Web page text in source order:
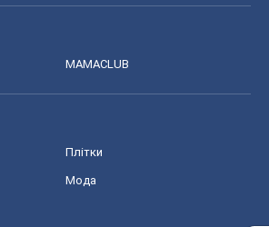
MAMACLUB
Плітки
Мода